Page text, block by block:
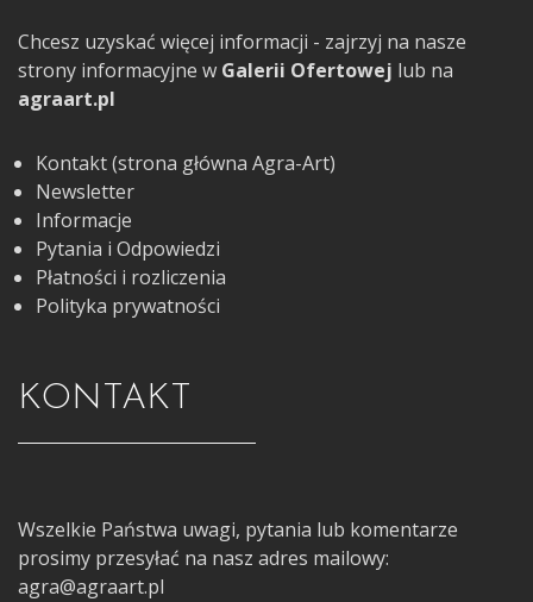
Chcesz uzyskać więcej informacji - zajrzyj na nasze
strony informacyjne w Galerii Ofertowej lub na
agraart.pl
Kontakt (strona główna Agra-Art)
Newsletter
Informacje
Pytania i Odpowiedzi
Płatności i rozliczenia
Polityka prywatności
KONTAKT
Wszelkie Państwa uwagi, pytania lub komentarze
prosimy przesyłać na nasz adres mailowy:
agra@agraart.pl